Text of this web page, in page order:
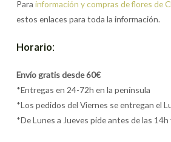
Parainformación y compras de flores de
estos enlaces para toda la información.
Horario:
Envío gratis desde 60€
*Entregas en 24-72h en la península
*Los pedidos del Viernes se entregan el
*De Lunes a Jueves pide antes de las